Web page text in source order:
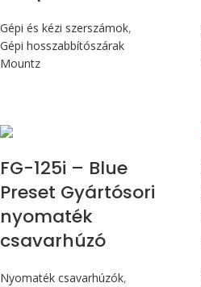
Gépi és kézi szerszámok,
Gépi hosszabbítószárak
Mountz
FG-125i – Blue
Preset Gyártósori
nyomaték
csavarhúzó
Nyomaték csavarhúzók,